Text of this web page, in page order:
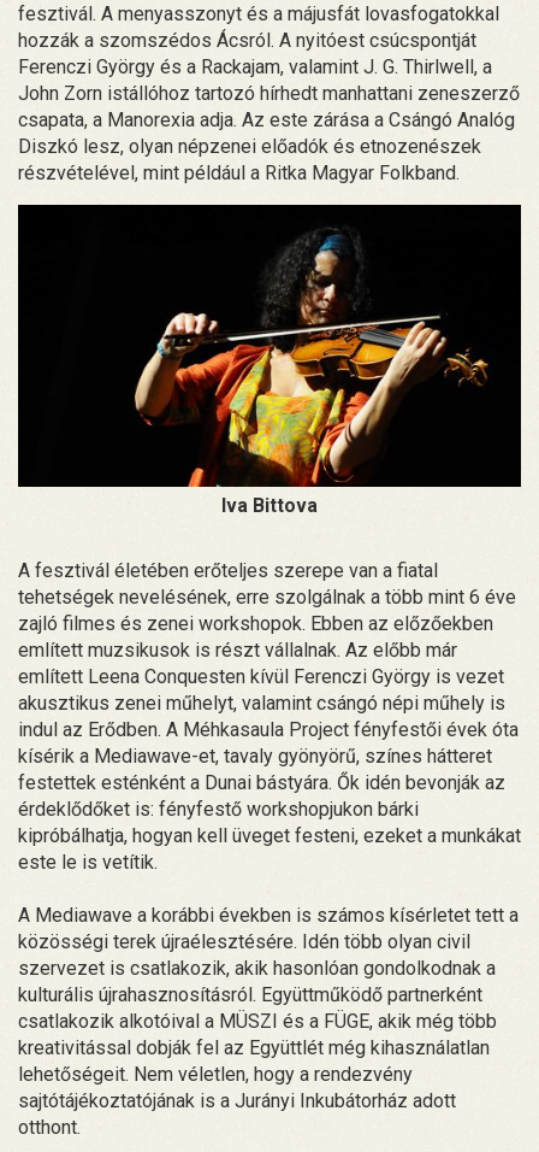
fesztivál. A menyasszonyt és a májusfát lovasfogatokkal
hozzák a szomszédos Ácsról. A nyitóest csúcspontját
Ferenczi György és a Rackajam, valamint J. G. Thirlwell, a
John Zorn istállóhoz tartozó hírhedt manhattani zeneszerző
csapata, a Manorexia adja. Az este zárása a Csángó Analóg
Diszkó lesz, olyan népzenei előadók és etnozenészek
részvételével, mint például a Ritka Magyar Folkband.
Iva Bittova
A fesztivál életében erőteljes szerepe van a fiatal
tehetségek nevelésének, erre szolgálnak a több mint 6 éve
zajló filmes és zenei workshopok. Ebben az előzőekben
említett muzsikusok is részt vállalnak. Az előbb már
említett Leena Conquesten kívül Ferenczi György is vezet
akusztikus zenei műhelyt, valamint csángó népi műhely is
indul az Erődben. A Méhkasaula Project fényfestői évek óta
kísérik a Mediawave-et, tavaly gyönyörű, színes hátteret
festettek esténként a Dunai bástyára. Ők idén bevonják az
érdeklődőket is: fényfestő workshopjukon bárki
kipróbálhatja, hogyan kell üveget festeni, ezeket a munkákat
este le is vetítik.
A Mediawave a korábbi években is számos kísérletet tett a
közösségi terek újraélesztésére. Idén több olyan civil
szervezet is csatlakozik, akik hasonlóan gondolkodnak a
kulturális újrahasznosításról. Együttműködő partnerként
csatlakozik alkotóival a MÜSZI és a FÜGE, akik még több
kreativitással dobják fel az Együttlét még kihasználatlan
lehetőségeit. Nem véletlen, hogy a rendezvény
sajtótájékoztatójának is a Jurányi Inkubátorház adott
otthont.